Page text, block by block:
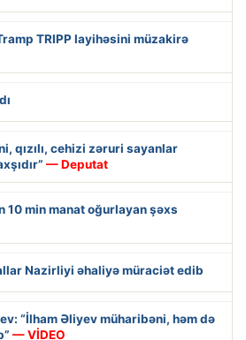
TRIPP layihəsini müzakirə
qızılı, cehizi zəruri sayanlar
— Deputat
10 min manat oğurlayan şəxs
Nazirliyi əhaliyə müraciət edib
“İlham Əliyev müharibəni, həm də
— VİDEO